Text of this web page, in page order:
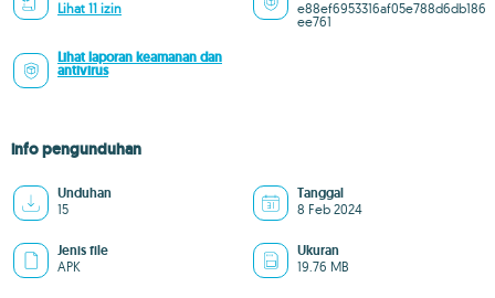
Lihat 11 izin
e88ef6953316af05e788d6db186
ee761
Lihat laporan keamanan dan
antivirus
info pengunduhan
Unduhan
15
Tanggal
8 Feb 2024
Jenis file
APK
Ukuran
19.76 MB